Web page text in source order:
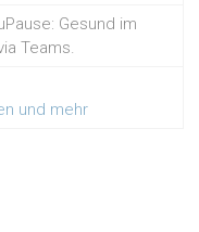
Gesund im
Teams.
und mehr